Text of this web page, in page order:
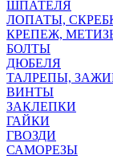
ШПАТЕЛЯ
ЛОПАТЫ,
КРЕПЕЖ,
БОЛТЫ
ДЮБЕЛЯ
ТАЛРЕПЫ,
ВИНТЫ
ЗАКЛЕПКИ
ГАЙКИ
ГВОЗДИ
САМОРЕЗЫ